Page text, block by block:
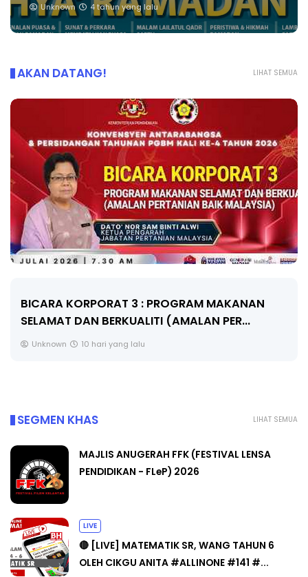
Unknown 4 tahun yang lalu
LIHAT SEMUA
AKAN DATANG!
BICARA KORPORAT 3 : PROGRAM MAKANAN
SELAMAT DAN BERKUALITI (AMALAN PER...
Unknown 10 hari yang lalu
LIHAT SEMUA
SEGMEN KHAS
MAJLIS ANUGERAH FFK (FESTIVAL LENSA
PENDIDIKAN - FLeP) 2026
LIVE
🔴 [LIVE] MATEMATIK SR, WANG TAHUN 6
OLEH CIKGU ANITA #ALLINONE #141 #...